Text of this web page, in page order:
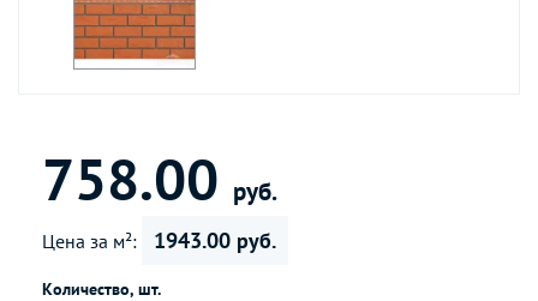
758.00 руб.
Цена за м²: 1943.00 руб.
Количество, шт.